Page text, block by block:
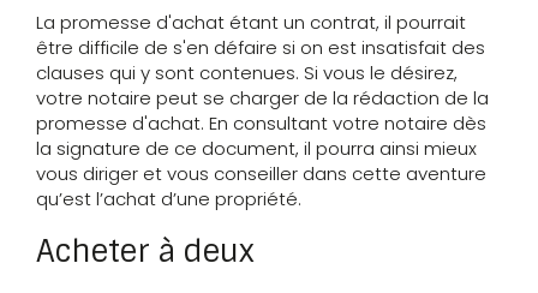
La promesse d'achat étant un contrat, il pourrait
être difficile de s'en défaire si on est insatisfait des
clauses qui y sont contenues. Si vous le désirez,
votre notaire peut se charger de la rédaction de la
promesse d'achat. En consultant votre notaire dès
la signature de ce document, il pourra ainsi mieux
vous diriger et vous conseiller dans cette aventure
qu’est l’achat d’une propriété.
Acheter à deux